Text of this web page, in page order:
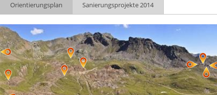
Orientierungsplan Sanierungsprojekte 2014